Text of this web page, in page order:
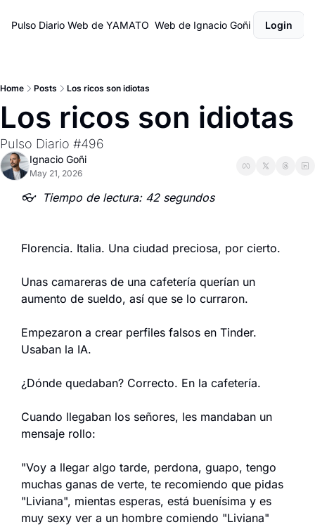
Pulso Diario Web de YAMATO Web de Ignacio Goñi Login
Home Posts Los ricos son idiotas
Los ricos son idiotas
Pulso Diario #496
Ignacio Goñi
May 21, 2026
👓  Tiempo de lectura: 42 segundos
Florencia. Italia. Una ciudad preciosa, por cierto.
Unas camareras de una cafetería querían un
aumento de sueldo, así que se lo curraron.
Empezaron a crear perfiles falsos en Tinder.
Usaban la IA.
¿Dónde quedaban? Correcto. En la cafetería.
Cuando llegaban los señores, les mandaban un
mensaje rollo:
"Voy a llegar algo tarde, perdona, guapo, tengo
muchas ganas de verte, te recomiendo que pidas
"Liviana", mientas esperas, está buenísima y es
muy sexy ver a un hombre comiendo "Liviana"